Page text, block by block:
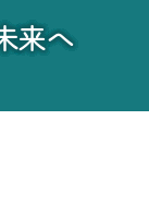
来へ